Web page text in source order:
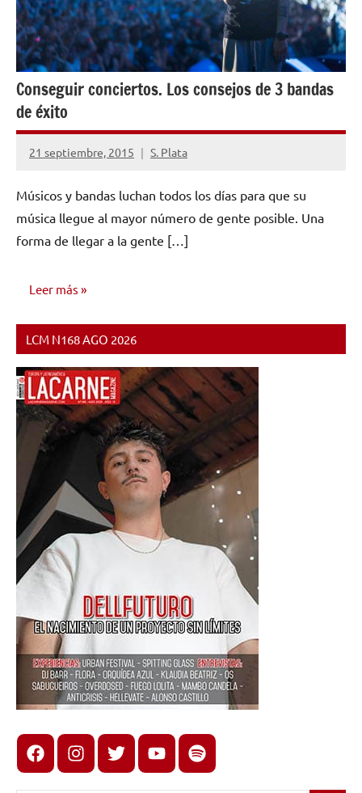
Conseguir conciertos. Los consejos de 3 bandas
de éxito
21 septiembre, 2015 S. Plata
No
comentarios
Músicos y bandas luchan todos los días para que su
música llegue al mayor número de gente posible. Una
forma de llegar a la gente […]
Leer más
MARKETING
Y
PROMOCIÓN
LCM N168 AGO 2026
FacebookInstagram
X youtubespotify